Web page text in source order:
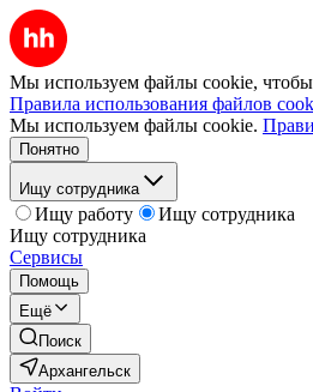
Мы используем файлы cookie, чтобы
Правила использования файлов
Мы используем файлы cookie.
Понятно
Ищу сотрудника
Ищу работу
Ищу сотрудника
Ищу сотрудника
Сервисы
Помощь
Ещё
Поиск
Архангельск